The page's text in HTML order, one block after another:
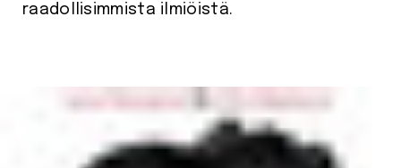
raadollisimmista ilmiöistä.